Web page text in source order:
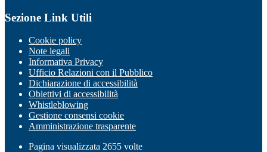
Sezione Link Utili
Cookie policy
Note legali
Informativa Privacy
Ufficio Relazioni con il Pubblico
Dichiarazione di accessibilità
Obiettivi di accessibilità
Whistleblowing
Gestione consensi cookie
Amministrazione trasparente
Pagina visualizzata 2655 volte